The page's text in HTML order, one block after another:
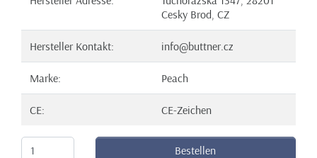
Cesky Brod, CZ
Hersteller Kontakt: info@buttner.cz
Marke: Peach
CE: CE-Zeichen
Bestellen